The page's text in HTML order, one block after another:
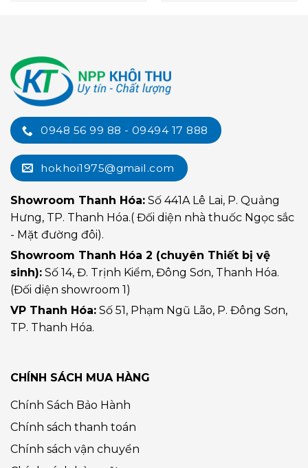
0948 56 99 88 - 09494 17 888
hokhoi1975@gmail.com
Showroom Thanh Hóa: Số 441A Lê Lai, P. Quảng
Hưng, TP. Thanh Hóa.( Đối diện nhà thuốc Ngọc sắc
- Mặt đường đôi).
Showroom Thanh Hóa 2 (chuyên Thiết bị vệ
sinh): Số 14, Đ. Trịnh Kiểm, Đông Sơn, Thanh Hóa.
(Đối diện showroom 1)
VP Thanh Hóa: Số 51, Phạm Ngũ Lão, P. Đông Sơn,
TP. Thanh Hóa.
CHÍNH SÁCH MUA HÀNG
Chính Sách Bảo Hành
Chính sách thanh toán
Chính sách vận chuyển